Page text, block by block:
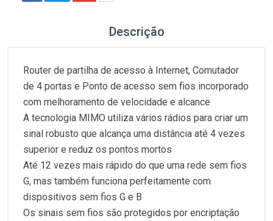
Descrição
Router de partilha de acesso à Internet, Comutador
de 4 portas e Ponto de acesso sem fios incorporado
com melhoramento de velocidade e alcance
A tecnologia MIMO utiliza vários rádios para criar um
sinal robusto que alcança uma distância até 4 vezes
superior e reduz os pontos mortos
Até 12 vezes mais rápido do que uma rede sem fios
G, mas também funciona perfeitamente com
dispositivos sem fios G e B
Os sinais sem fios são protegidos por encriptação